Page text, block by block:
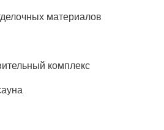
материалов
комплекс